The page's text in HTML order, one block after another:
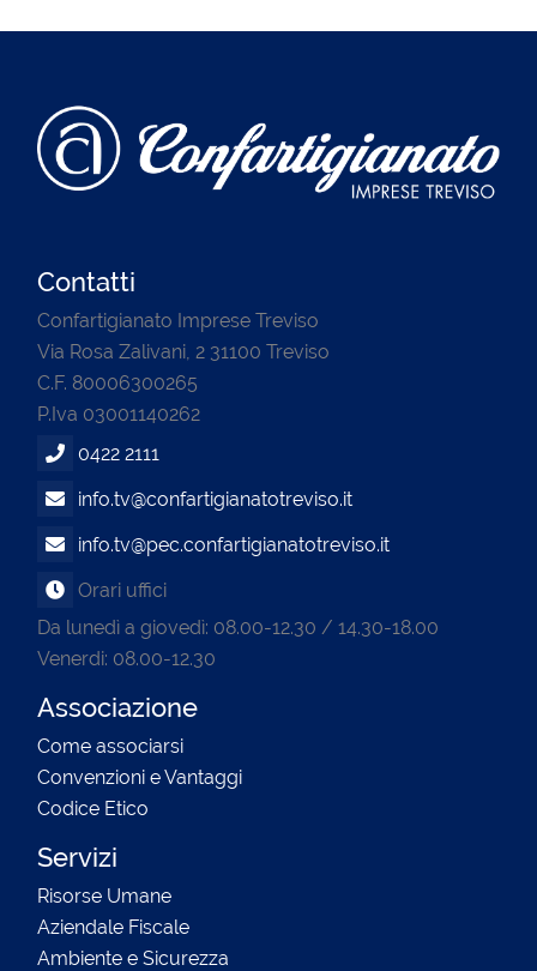
Contatti
Confartigianato Imprese Treviso
Via Rosa Zalivani, 2 31100 Treviso
C.F. 80006300265
P.Iva 03001140262
0422 2111
info.tv@confartigianatotreviso.it
info.tv@pec.confartigianatotreviso.it
Orari uffici
Da lunedì a giovedì: 08.00-12.30 / 14.30-18.00
Venerdi: 08.00-12.30
Associazione
Come associarsi
Convenzioni e Vantaggi
Codice Etico
Servizi
Risorse Umane
Aziendale Fiscale
Ambiente e Sicurezza